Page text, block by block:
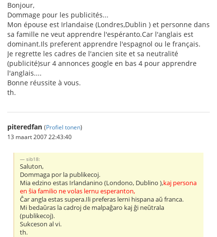
Bonjour,
Dommage pour les publicités...
Mon épouse est Irlandaise (Londres,Dublin ) et personne dans
sa famille ne veut apprendre l'espéranto.Car l'anglais est
dominant.Ils preferent apprendre l'espagnol ou le français.
Je regrette les cadres de l'ancien site et sa neutralité
(publicité)sur 4 annonces google en bas 4 pour apprendre
l'anglais....
Bonne réussite à vous.
th.
piteredfan (Profiel tonen)
13 maart 2007 22:43:40
sib18:
Saluton,
Dommaga por la publikecoj.
Mia edzino estas Irlandanino (Londono, Dublino ),kaj persona
en ŝia familio ne volas lernu esperanton,
Ĉar angla estas supera.Ili preferas lerni hispana aŭ franca.
Mi bedaŭras la cadroj de malpaĝaro kaj ĝi neŭtrala
(publikecoj).
Sukceson al vi.
th.